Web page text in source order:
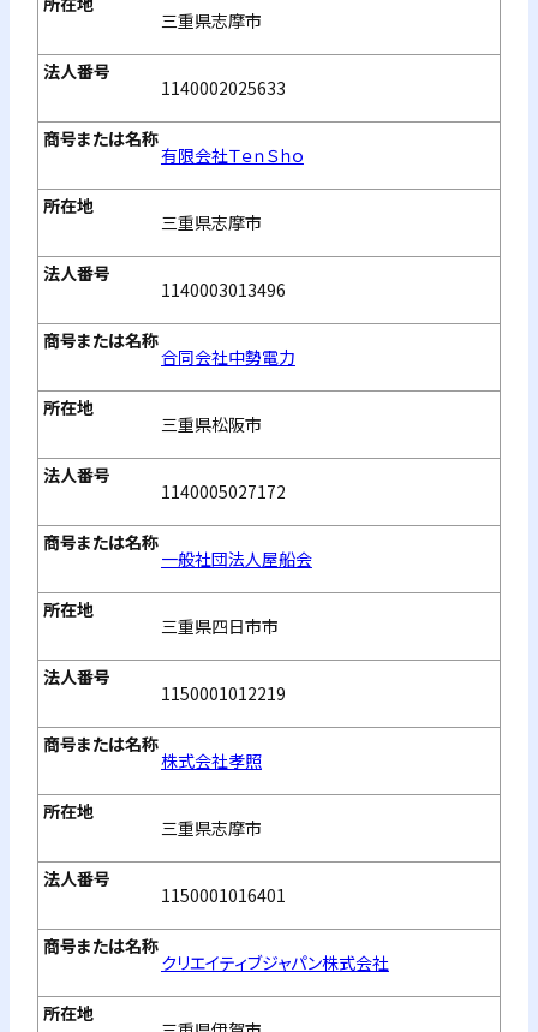
三重県志摩市
1140002025633
有限会社ＴｅｎＳｈｏ
三重県志摩市
1140003013496
合同会社中勢電力
三重県松阪市
1140005027172
一般社団法人屋船会
三重県四日市市
1150001012219
株式会社孝照
三重県志摩市
1150001016401
クリエイティブジャパン株式会社